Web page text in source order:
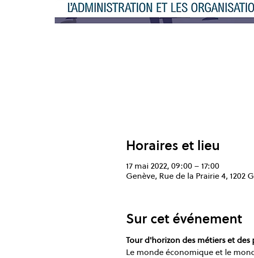
Horaires et lieu
17 mai 2022, 09:00 – 17:00
Genève, Rue de la Prairie 4, 1202
Sur cet événement
Tour d'horizon des métiers et
Le monde économique et le